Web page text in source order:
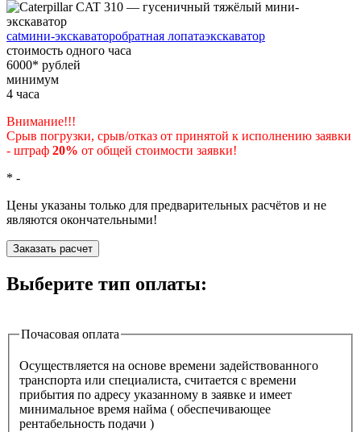
catмини-экскаваторобратная лопатаэкскаватор
стоимость одного часа
6000* рублей
минимум
4 часа
Внимание!!!
Срыв погрузки, срыв/отказ от принятой к исполнению заявки
- штраф 20% от общей стоимости заявки!
* -
Цены указаны только для предварительных расчётов и не
являются окончательными!
Заказать расчет
Выберите тип оплаты:
Почасовая оплата
Осуществляется на основе времени задействованного
транспорта или специалиста, считается с времени
прибытия по адресу указанному в заявке и имеет
минимальное время найма ( обеспечивающее
рентабельность подачи )